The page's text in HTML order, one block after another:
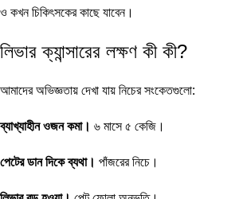
ও কখন চিকিৎসকের কাছে যাবেন।
লিভার ক্যান্সারের লক্ষণ কী কী?
আমাদের অভিজ্ঞতায় দেখা যায় নিচের সংকেতগুলো:
ব্যাখ্যাহীন ওজন কমা। ৬ মাসে ৫ কেজি।
পেটের ডান দিকে ব্যথা। পাঁজরের নিচে।